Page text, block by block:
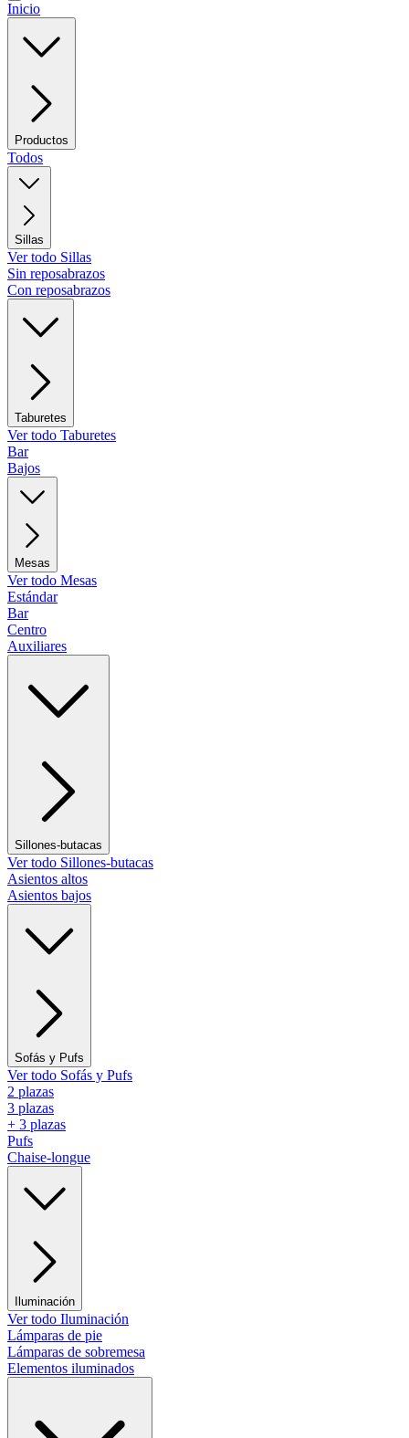
Inicio
Productos
Todos
Sillas
Ver todo Sillas
Sin reposabrazos
Con reposabrazos
Taburetes
Ver todo Taburetes
Bar
Bajos
Mesas
Ver todo Mesas
Estándar
Bar
Centro
Auxiliares
Sillones-butacas
Ver todo Sillones-butacas
Asientos altos
Asientos bajos
Sofás y Pufs
Ver todo Sofás y Pufs
2 plazas
3 plazas
+ 3 plazas
Pufs
Chaise-longue
Iluminación
Ver todo Iluminación
Lámparas de pie
Lámparas de sobremesa
Elementos iluminados